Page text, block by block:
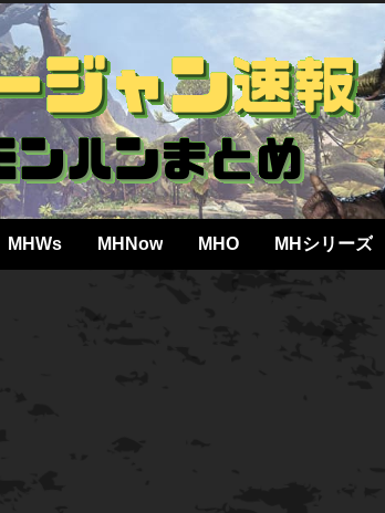
MHWs MHNow MHO MHシリーズ